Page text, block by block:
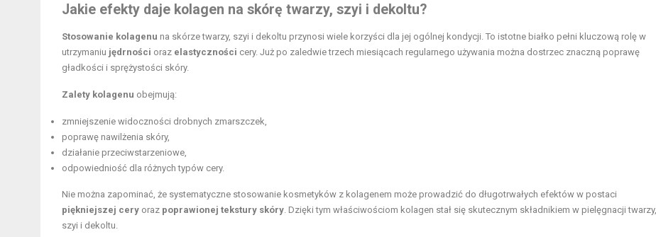
Jakie efekty daje kolagen na skórę twarzy, szyi i dekoltu?
Stosowanie kolagenu na skórze twarzy, szyi i dekoltu przynosi wiele korzyści dla jej ogólnej kondycji. To istotne białko pełni kluczową rolę w
utrzymaniu jędrności oraz elastyczności cery. Już po zaledwie trzech miesiącach regularnego używania można dostrzec znaczną poprawę
gładkości i sprężystości skóry.
Zalety kolagenu obejmują:
zmniejszenie widoczności drobnych zmarszczek,
poprawę nawilżenia skóry,
działanie przeciwstarzeniowe,
odpowiedniość dla różnych typów cery.
Nie można zapominać, że systematyczne stosowanie kosmetyków z kolagenem może prowadzić do długotrwałych efektów w postaci
piękniejszej cery oraz poprawionej tekstury skóry . Dzięki tym właściwościom kolagen stał się skutecznym składnikiem w pielęgnacji twarzy,
szyi i dekoltu.